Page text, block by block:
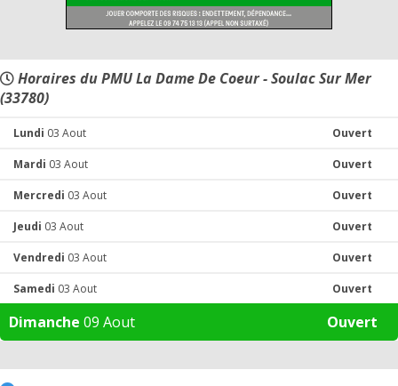
Horaires du PMU La Dame De Coeur - Soulac Sur Mer
(33780)
Lundi 03 Aout Ouvert
Mardi 03 Aout Ouvert
Mercredi 03 Aout Ouvert
Jeudi 03 Aout Ouvert
Vendredi 03 Aout Ouvert
Samedi 03 Aout Ouvert
Dimanche 09 Aout Ouvert